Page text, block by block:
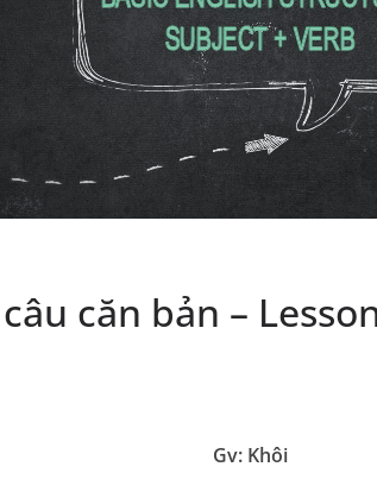
căn bản –
Gv: Khôi